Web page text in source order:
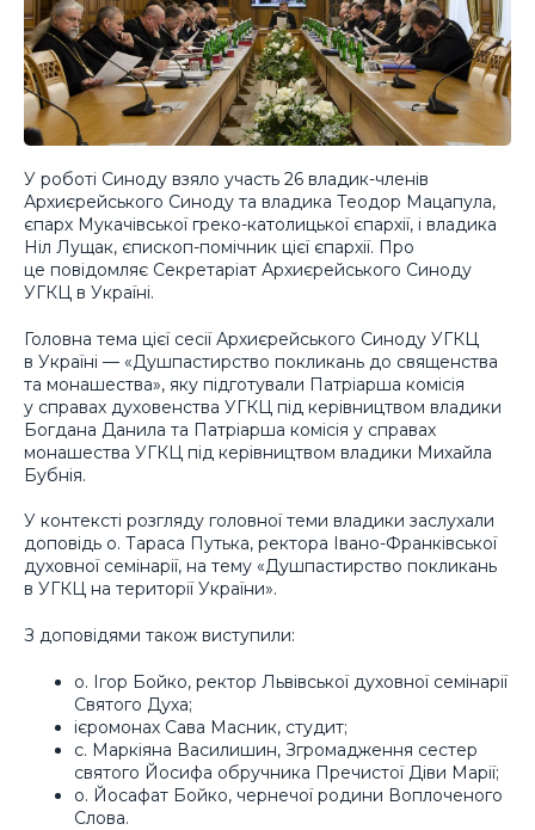
У роботі Синоду взяло участь 26 владик-членів
Архиєрейського Синоду та владика Теодор Мацапула,
єпарх Мукачівської греко-католицької єпархії, і владика
Ніл Лущак, єпископ-помічник цієї єпархії. Про
це повідомляє Секретаріат Архиєрейського Синоду
УГКЦ в Україні.
Головна тема цієї сесії Архиєрейського Синоду УГКЦ
в Україні — «Душпастирство покликань до священства
та монашества», яку підготували Патріарша комісія
у справах духовенства УГКЦ під керівництвом владики
Богдана Данила та Патріарша комісія у справах
монашества УГКЦ під керівництвом владики Михайла
Бубнія.
У контексті розгляду головної теми владики заслухали
доповідь о. Тараса Путька, ректора Івано-Франківської
духовної семінарії, на тему «Душпастирство покликань
в УГКЦ на території України».
З доповідями також виступили:
о. Ігор Бойко, ректор Львівської духовної семінарії
Святого Духа;
ієромонах Сава Масник, студит;
с. Маркіяна Василишин, Згромадження сестер
святого Йосифа обручника Пречистої Діви Марії;
о. Йосафат Бойко, чернечої родини Воплоченого
Слова.